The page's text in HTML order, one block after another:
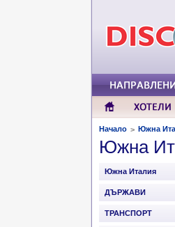
Начало > Южна
Южна
Южна Италия
ДЪРЖАВИ
ТРАНСПОРТ